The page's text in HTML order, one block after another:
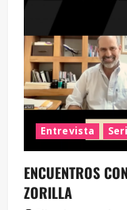
Entrevista
ENCUENTROS
ZORILLA